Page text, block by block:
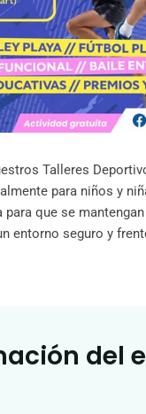
Talleres
para niños y
que se
entorno seguro y
del